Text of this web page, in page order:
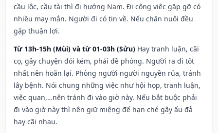
cầu lộc, cầu tài thì đi hướng Nam. Đi công việc gặp gỡ có
nhiều may mắn. Người đi có tin về. Nếu chăn nuôi đều
gặp thuận lợi.
Từ 13h-15h (Mùi) và từ 01-03h (Sửu) Hay tranh luận, cãi
cọ, gây chuyện đói kém, phải đề phòng. Người ra đi tốt
nhất nên hoãn lại. Phòng người người nguyền rủa, tránh
lây bệnh. Nói chung những việc như hội họp, tranh luận,
việc quan,…nên tránh đi vào giờ này. Nếu bắt buộc phải
đi vào giờ này thì nên giữ miệng để hạn ché gây ẩu đả
hay cãi nhau.